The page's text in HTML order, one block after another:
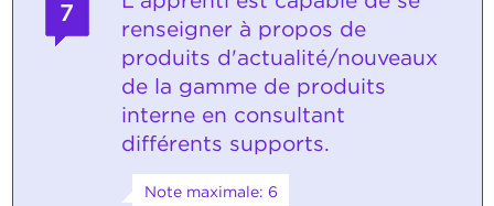
7
renseigner à propos de
produits d'actualité/nouveaux
de la gamme de produits
interne en consultant
différents supports.
Note maximale: 6